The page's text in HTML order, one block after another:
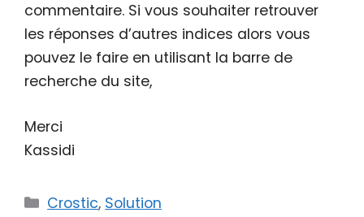
commentaire. Si vous souhaiter retrouver
les réponses d’autres indices alors vous
pouvez le faire en utilisant la barre de
recherche du site,
Merci
Kassidi
Catégories
Crostic, Solution